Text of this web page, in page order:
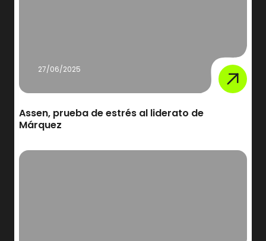
27/06/2025
Assen, prueba de estrés al liderato de
Márquez